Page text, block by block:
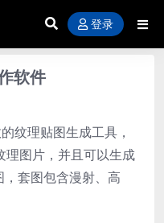
登录
软件
纹理贴图生成工具，
理图片，并且可以生成
套图包含漫射、高